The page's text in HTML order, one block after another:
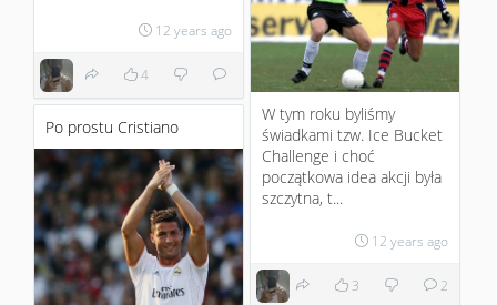
W tym roku byliśmy
świadkami tzw. Ice Bucket
Challenge i choć
początkowa idea akcji była
szczytna, t...
12 years ago
3 2
12 years ago
4
Po prostu Cristiano